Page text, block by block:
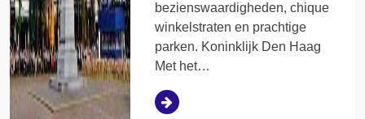
bezienswaardigheden, chique
winkelstraten en prachtige
parken. Koninklijk Den Haag
Met het…